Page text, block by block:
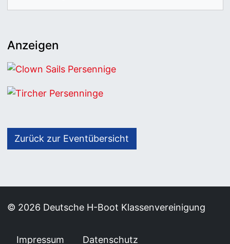
Anzeigen
Zurück zur Eventübersicht
© 2026 Deutsche H-Boot Klassenvereinigung
Impressum Datenschutz